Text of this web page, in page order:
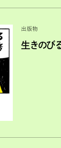
出版物
生きのび